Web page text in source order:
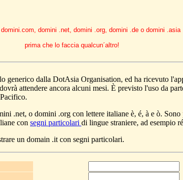
domini .net, domini .org, domini .de o domini .asia
prima che lo faccia qualcun´altro!
generico dalla DotAsia Organisation, ed ha ricevuto
attendere ancora alcuni mesi. È previsto l'uso da
.net, o domini .org con lettere italiane è, é, à e ò.
con segni particolari di lingue straniere, ad esempio
un domain .it con segni particolari.